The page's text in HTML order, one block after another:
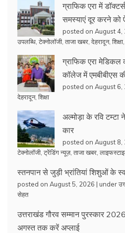
ग्राफिक एरा में
समस्याएं दूर करने को
posted on August 4,
उपलब्धि टेक्नोलॉजी ताजा खबर देहरादून, शिक्षा
ग्राफिक एरा मेडिकल
कॉलेज में एमबीबीएस
posted on August 6,
देहरादून, शिक्षा
अल्मोड़ा के रवि टम्टा
कार
posted on August 8,
टेक्नोलॉजी ट्रेंडिंग न्यूज़, ताजा खबर
स्तनपान से जुड़ी भ्रांतियां शिशुओं के
posted on August 5, 2026 | under
सेहत
उत्तराखंड गौरव सम्मान पुरस्कार
अगस्त तक करें अप्लाई